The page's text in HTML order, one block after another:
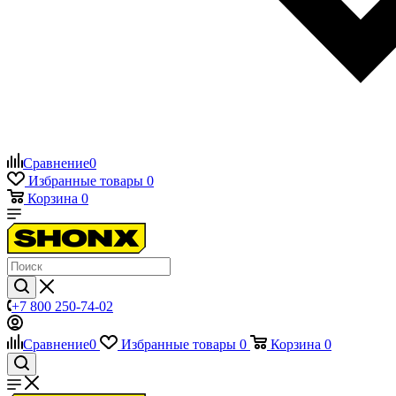
Сравнение0
Избранные товары 0
Корзина 0
+7 800 250-74-02
Сравнение0 Избранные товары 0 Корзина 0